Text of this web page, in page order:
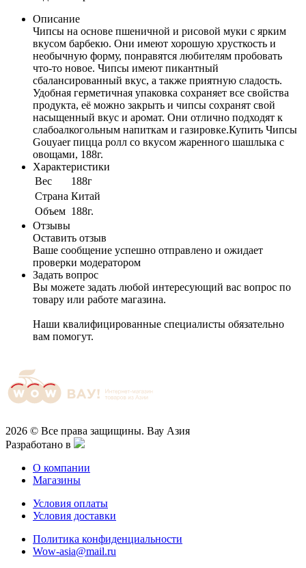
Описание
Чипсы на основе пшеничной и рисовой муки с ярким
вкусом барбекю. Они имеют хорошую хрусткость и
необычную форму, понравятся любителям пробовать
что-то новое. Чипсы имеют пикантный
сбалансированный вкус, а также приятную сладость.
Удобная герметичная упаковка сохраняет все свойства
продукта, её можно закрыть и чипсы сохранят свой
насыщенный вкус и аромат. Они отлично подходят к
слабоалкогольным напиткам и газировке.Купить Чипсы
Gouyaer пицца ролл со вкусом жаренного шашлыка с
овощами, 188г.
Характеристики
Вес
188г
Cтрана Китай
Объем 188г.
Отзывы
Оставить отзыв
Ваше сообщение успешно отправлено и ожидает
проверки модератором
Задать вопрос
Вы можете задать любой интересующий вас вопрос по
товару или работе магазина.
Наши квалифицированные специалисты обязательно
вам помогут.
2026 © Все права защищины. Вау Азия
Разработано в
О компании
Магазины
Условия оплаты
Условия доставки
Политика конфиденциальности
Wow-asia@mail.ru